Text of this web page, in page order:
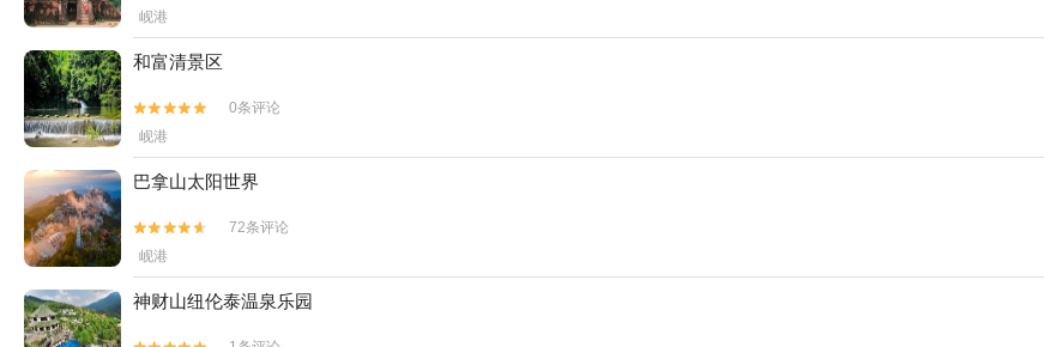
岘港
和富清景区


0条评论
岘港
巴拿山太阳世界


72条评论
岘港
神财山纽伦泰温泉乐园